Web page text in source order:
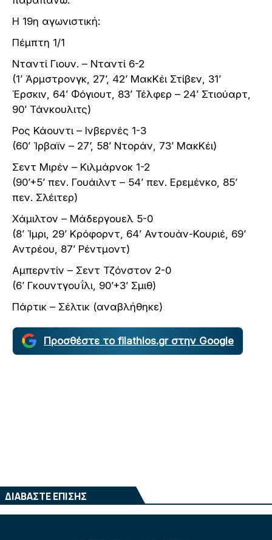
Η 19η αγωνιστική:
Πέμπτη 1/1
Νταντί Γιουν. – Νταντί 6-2
(1’ Άρμστρονγκ, 27’, 42’ ΜακΚέι Στίβεν, 31’
Έρσκιν, 64’ Φόγιουτ, 83’ Τέλφερ – 24’ Στιούαρτ,
90’ Τάνκουλιτς)
Ρος Κάουντι – Ινβερνές 1-3
(60’ Ίρβαϊν – 27’, 58’ Ντοράν, 73’ ΜακΚέι)
Σεντ Μιρέν – Κιλμάρνοκ 1-2
(90’+5’ πεν. Γουάιλντ – 54’ πεν. Ερεμένκο, 85’
πεν. Σλέιτερ)
Χάμιλτον – Μάδεργουελ 5-0
(8’ Ίμρι, 29’ Κρόφορντ, 64’ Αντουάν-Κουριέ, 69’
Αντρέου, 87’ Ρέντμοντ)
Αμπερντίν – Σεντ Τζόνστον 2-0
(6’ Γκουντγουΐλι, 90’+3’ Σμιθ)
Πάρτικ – Σέλτικ (αναβλήθηκε)
Προσθέστε το filathlos.gr στην Google
ΔΙΑΒΑΣΤΕ ΕΠΙΣΗΣ